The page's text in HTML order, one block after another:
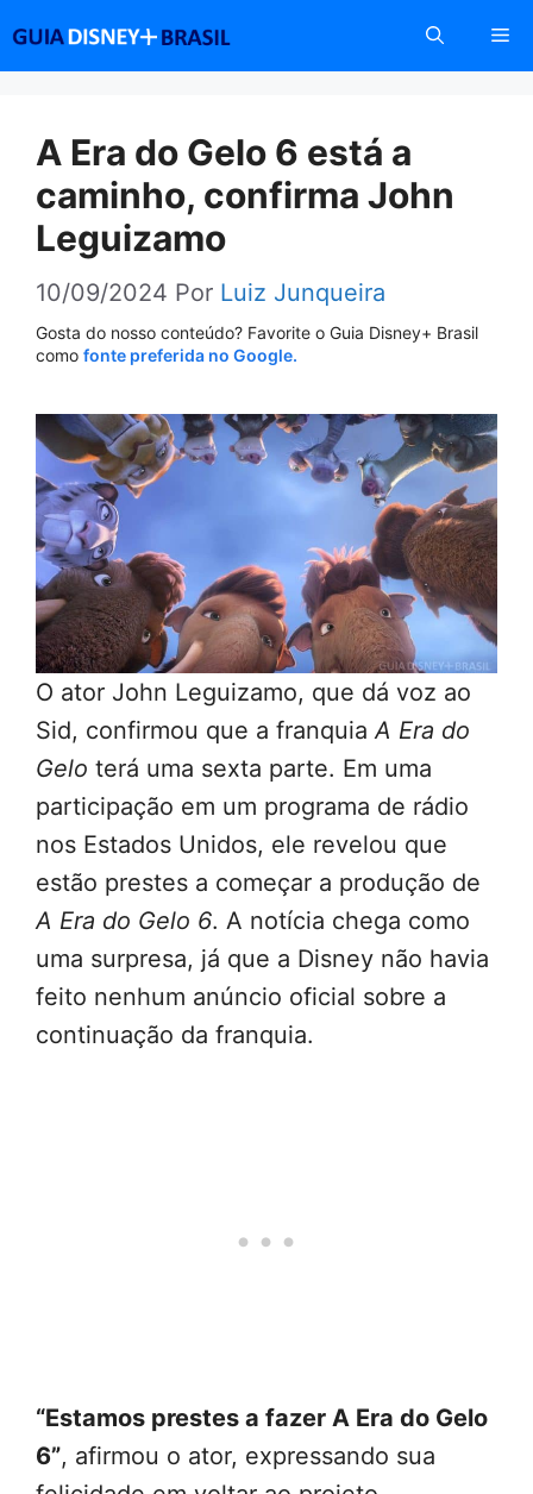
conteúdo
A Era do Gelo 6 está a
caminho, confirma John
Leguizamo
10/09/2024 Por Luiz Junqueira
Gosta do nosso conteúdo? Favorite o Guia Disney+ Brasil
como fonte preferida no Google.
O ator John Leguizamo, que dá voz ao
Sid, confirmou que a franquiaA Era do
Gelo terá uma sexta parte. Em uma
participação em um programa de rádio
nos Estados Unidos, ele revelou que
estão prestes a começar a produção de
A Era do Gelo 6. A notícia chega como
uma surpresa, já que a Disney não havia
feito nenhum anúncio oficial sobre a
continuação da franquia.
“Estamos prestes a fazer A Era do Gelo
6”, afirmou o ator, expressando sua